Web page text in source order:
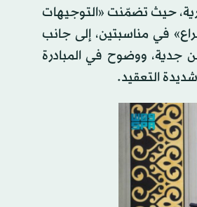
حيث تضمّنت «التوجيهات
في مناسبتين، إلى جانب
جدية، ووضوح في المبادرة
التعقيد.